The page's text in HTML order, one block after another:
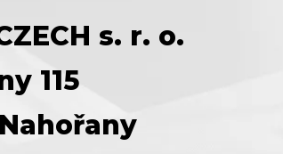
s. r. o.
115